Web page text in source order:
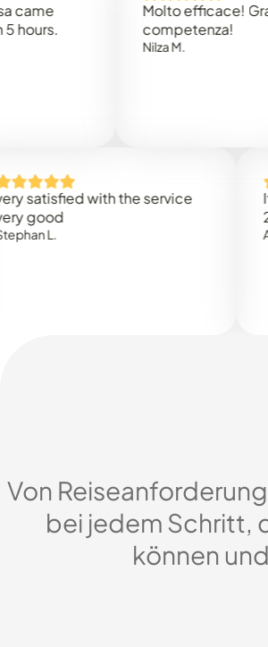
Molto efficace! Grazie
competenza!
with the service
It was
Von
bei jedem Schritt,
können